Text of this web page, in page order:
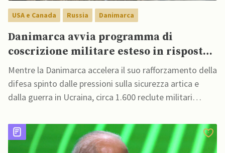
USA e Canada Russia Danimarca
Danimarca avvia programma di
coscrizione militare esteso in risposta
alla Russia e a Trump
Mentre la Danimarca accelera il suo rafforzamento della
difesa spinto dalle pressioni sulla sicurezza artica e
dalla guerra in Ucraina, circa 1.600 reclute militari